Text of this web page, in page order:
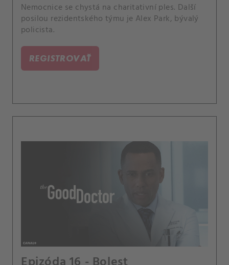
Nemocnice se chystá na charitativní ples. Další
posilou rezidentského týmu je Alex Park, bývalý
policista.
REGISTROVAŤ